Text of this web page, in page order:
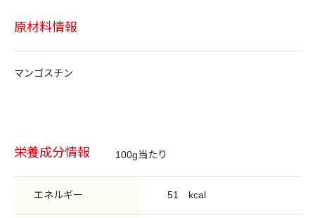
原材料情報
マンゴスチン
栄養成分情報 100g当たり
エネルギー 51 kcal